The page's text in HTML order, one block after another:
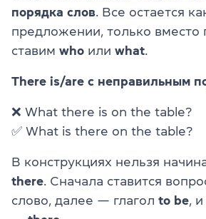
порядка слов . Все остается
предложении, только
ставим who или what
There is/are с неправильным
❌ What there is on the table?
✅ What is there on the table?
В конструкциях нельзя
there . Сначала ставится
слово, далее — глагол to be ,